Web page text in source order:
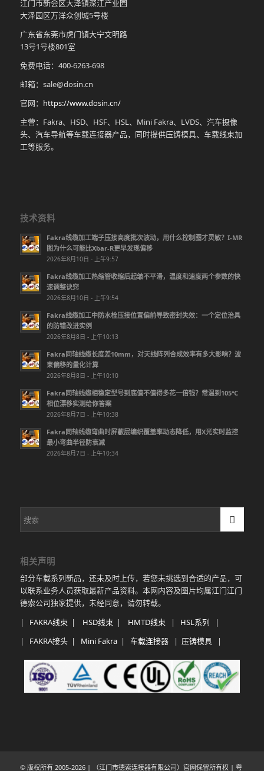
江门市新会区大泽镇深江产业园
大泽园区万洋众创城5号楼
广东省东莞市虎门镇大宁文明路
13号1号楼801室
免费电话：400-6263-698
邮箱：sale@dosin.cn
官网： https://www.dosin.cn/
主营：Fakra、HSD、HSF、HSL、Mini Fakra、LVDS、汽车摄像
头、汽车导航等车载连接器产品，同时提供压铸模具、车载线束加
工等服务。
技术资料
Fakra线缆加工端子压接高度批次波动，用什么控制图才灵敏？I-MR
图为什么可能比Xbar-R更早发现偏移
2026年8月10日 - 上午9:57
Fakra线缆加工热缩管收缩后起皱不平滑，温度和速度两个参数的快
速调整诀窍
2026年8月10日 - 上午9:54
Fakra线缆加工中防水栓压接位置偏前导致密封失效：一个定位治具
的防错改进实例
2026年8月8日 - 上午10:13
Fakra同轴线缆长度差10mm，对天线阵列合成效率有多大影响？波
束偏移的量化计算
2026年8月8日 - 上午10:10
Fakra同轴线缆相稳定型号到底值不值得多花一倍钱？常温到105℃
相位漂移实测给你答案
2026年8月7日 - 上午10:38
Fakra同轴线缆弯曲时屏蔽层编织覆盖率动态降低，用X光实时监控
最小弯曲半径防衰减
2026年8月7日 - 上午10:34
相关声明
部分车载系列新品，还未及时上传，若您未挑选到合适的产品，可
以联系业务人员获取最新产品资料。本网内容及图片均属江门江门
德索公司独家提供，未经同意，请勿转载。
| FAKRA线束 | HSD线束 | HMTD线束 | HSL系列 |
| FAKRA接头| Mini Fakra| 车载连接器| 压铸模具|
© 版权所有 2005-2026 | （江门市德索连接器有限公司）官网保留所有权 | 粤